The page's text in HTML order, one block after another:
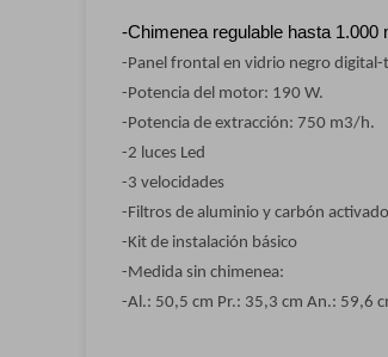
-Chimenea regulable hasta 1.000
-Panel frontal en vidrio negro digital-
-Potencia del motor: 190 W.
-Potencia de extracción: 750 m3/h.
-2 luces Led
-3 velocidades
-Filtros de aluminio y carbón activado
-Kit de instalación básico
-Medida sin chimenea:
-Al.: 50,5 cm Pr.: 35,3 cm An.: 59,6